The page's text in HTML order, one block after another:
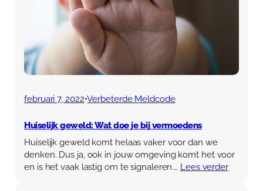
februari 7, 2022•Verbeterde Meldcode
Huiselijk geweld: Wat doe je bij vermoedens
Huiselijk geweld komt helaas vaker voor dan we
denken. Dus ja, ook in jouw omgeving komt het voor
en is het vaak lastig om te signaleren.… Lees verder